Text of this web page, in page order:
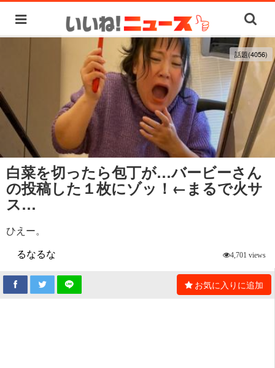
話題(4056)
白菜を切ったら包丁が…バービーさん
の投稿した１枚にゾッ！←まるで火サ
ス…
ひえー。
るなるな
4,701 views
お気に入りに追加